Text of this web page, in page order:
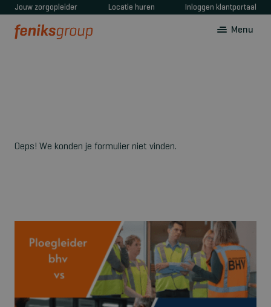
Jouw zorgopleider Locatie huren Inloggen klantportaal
Menu
Oeps! We konden je formulier niet vinden.